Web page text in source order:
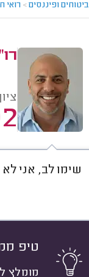
ביטוחים ופיננסים> רואי
שימו לב, אני לא
טיפ
מומלץ
דברו איתי
סוג הלקוחות